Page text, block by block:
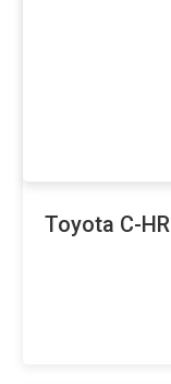
Toyota C-HR